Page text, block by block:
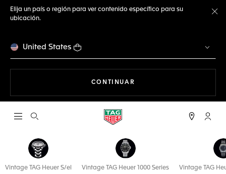
Elija un país o región para ver contenido específico para su
ubicación.
United States
CONTINUAR
Abrir el menú de búsqueda
Vintage TAG Heuer S/el Vintage TAG Heuer 1000 Series Vintage TAG